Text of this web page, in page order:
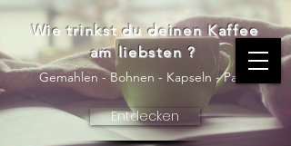
FAQ
Kaffeekapselkompatibilität
Wie trinkst du deinen Kaffee
am liebsten ?
Gemahlen - Bohnen - Kapseln - Pads
Entdecken